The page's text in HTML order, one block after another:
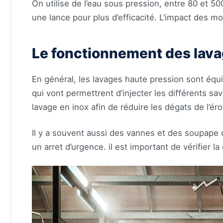
On utilise de l’eau sous pression, entre 80 et
une lance pour plus d’efficacité. L’impact des
Le fonctionnement des
En général, les lavages haute pression sont
qui vont permettrent d’injecter les différents
lavage en inox afin de réduire les dégats de
Il y a souvent aussi des vannes et des
un arret d’urgence. il est important de vérifier